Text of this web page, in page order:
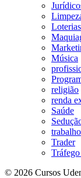
Loterias
Música
religião
renda
Saúde
trabalho
Trader
© 2026 Cursos